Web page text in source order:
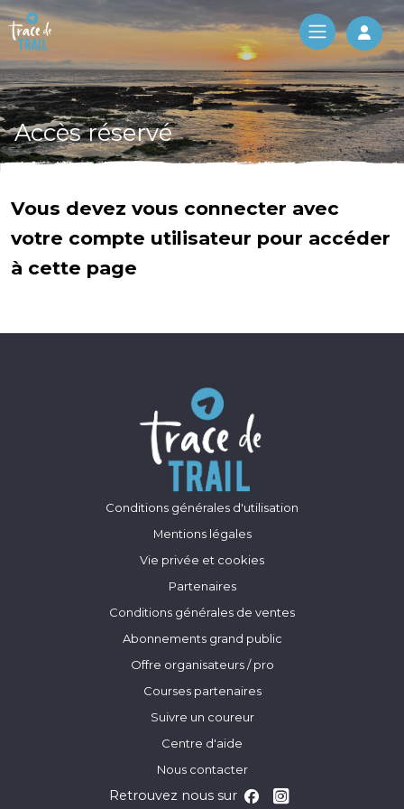
Log
Accès réservé
Vous devez vous connecter avec
votre compte utilisateur pour accéder
à cette page
Conditions générales d'utilisation
Mentions légales
Vie privée et cookies
Partenaires
Conditions générales de ventes
Abonnements grand public
Offre organisateurs / pro
Courses partenaires
Suivre un coureur
Centre d'aide
Nous contacter
Retrouvez nous sur